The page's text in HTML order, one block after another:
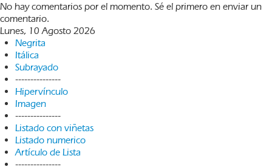
No hay comentarios por el momento. Sé el primero en enviar un
comentario.
Lunes, 10 Agosto 2026
Negrita
Itálica
Subrayado
---------------
Hipervínculo
Imagen
---------------
Listado con viñetas
Listado numerico
Artículo de Lista
---------------